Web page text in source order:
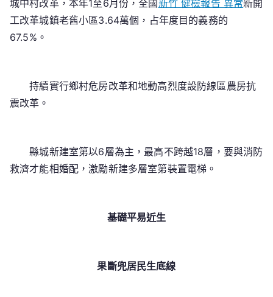
城中村改革，本年1至6月份，全國 新竹 健檢報告 異常新開
工改革城鎮老舊小區3.64萬個，占年度目的義務的
67.5%。
持續實行鄉村危房改革和地動高烈度設防線區農房抗
震改革。
縣城新建室第以6層為主，最高不跨越18層，要與消防
救濟才能相婚配，激勵新建多層室第裝置電梯。
基礎平易近生
果斷兜居民生底線